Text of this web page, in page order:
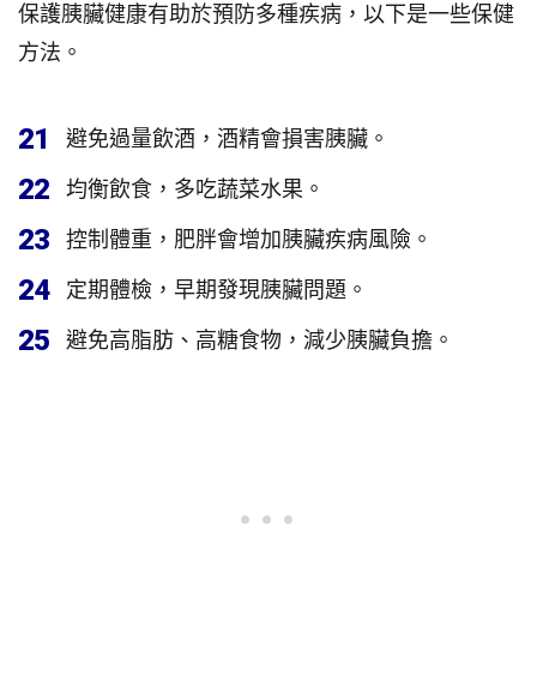
保護胰臟健康有助於預防多種疾病，以下是一些保健
方法。
21 避免過量飲酒，酒精會損害胰臟。
22 均衡飲食，多吃蔬菜水果。
23 控制體重，肥胖會增加胰臟疾病風險。
24 定期體檢，早期發現胰臟問題。
25 避免高脂肪、高糖食物，減少胰臟負擔。